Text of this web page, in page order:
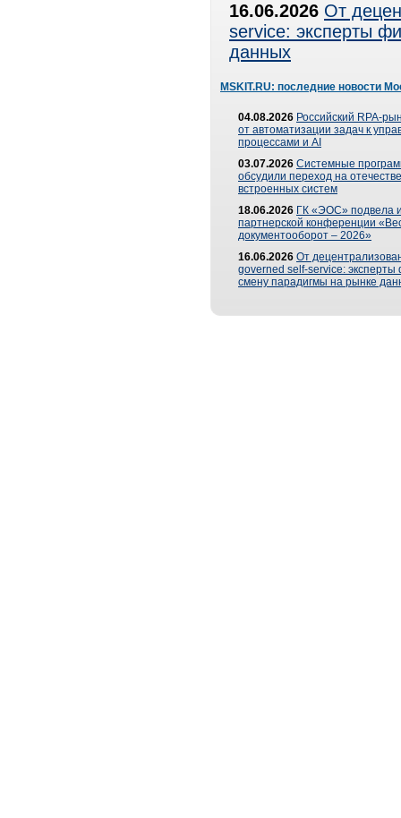
16.06.2026 От
service: эксперты
данных
MSKIT.RU: последние новости
04.08.2026 Российский RPA-
от автоматизации задач к
процессами и AI
03.07.2026 Системные
обсудили переход на
встроенных систем
18.06.2026 ГК «ЭОС» подвела
партнерской конференции
документооборот – 2026»
16.06.2026 От
governed self-service: эксперты
смену парадигмы на рынке